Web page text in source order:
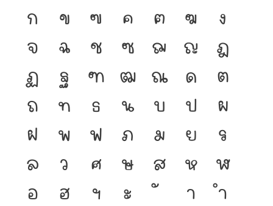
ก ข ฃ ค ฅ ฆ
ง
จ
ฉ ช ซ ฌ ญ
ฎ
ฏ
ฐ ฑ ฒ ณ ด
ต
ถ
ท ธ น บ ป
ผ
ฝ
พ ฟ ภ ม ย
ร
ล
ว ศ ษ ส ห
ฬ
อ
ฮ ฯ ะ า
ำ